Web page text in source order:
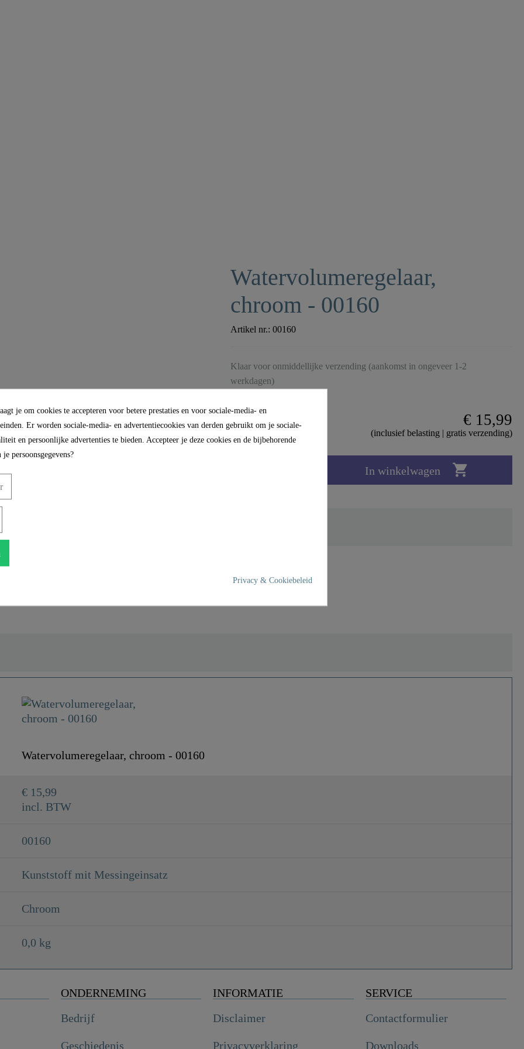
Watervolumeregelaar,
chroom - 00160
Artikel nr.:00160
Klaar voor onmiddellijke verzending (aankomst in ongeveer 1-2
werkdagen)
€ 15,99
(inclusief belasting | gratis verzending)
In winkelwagen 
Kunststoff Mit Messingeinsatz
Watervolumeregelaar, chroom - 00160
€ 15,99
incl. BTW
00160
Kunststoff mit Messingeinsatz
Chroom
0,0 kg
ONDERNEMING
Bedrijf
Geschiedenis
INFORMATIE
Disclaimer
Privacyverklaring
SERVICE
Contactformulier
Downloads
je om cookies te accepteren voor betere prestaties en voor sociale-media- en
Er worden sociale-media- en advertentiecookies van derden gebruikt om je sociale-
en persoonlijke advertenties te bieden. Accepteer je deze cookies en de bijbehorende
persoonsgegevens?
Privacy & Cookiebeleid